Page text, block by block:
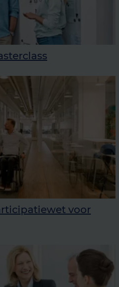
voor